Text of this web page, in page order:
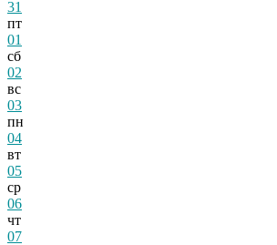
31
пт
01
сб
02
вс
03
пн
04
вт
05
ср
06
чт
07